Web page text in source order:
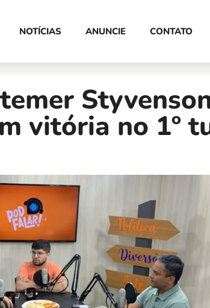
NOTÍCIAS ANUNCIE CONTATO
vitória no 1º